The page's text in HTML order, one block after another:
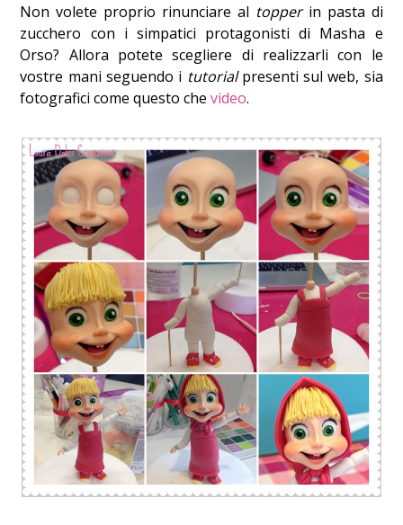
Non volete proprio rinunciare al topper in pasta di
zucchero con i simpatici protagonisti di Masha e
Orso? Allora potete scegliere di realizzarli con le
vostre mani seguendo i tutorialpresenti sul web, sia
fotografici come questo chevideo.